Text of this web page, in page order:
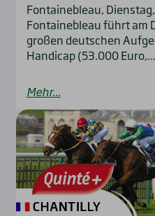
Fontainebleau,
Fontainebleau führt am
großen deutschen
Handicap (53.000 Euro,...
Mehr...